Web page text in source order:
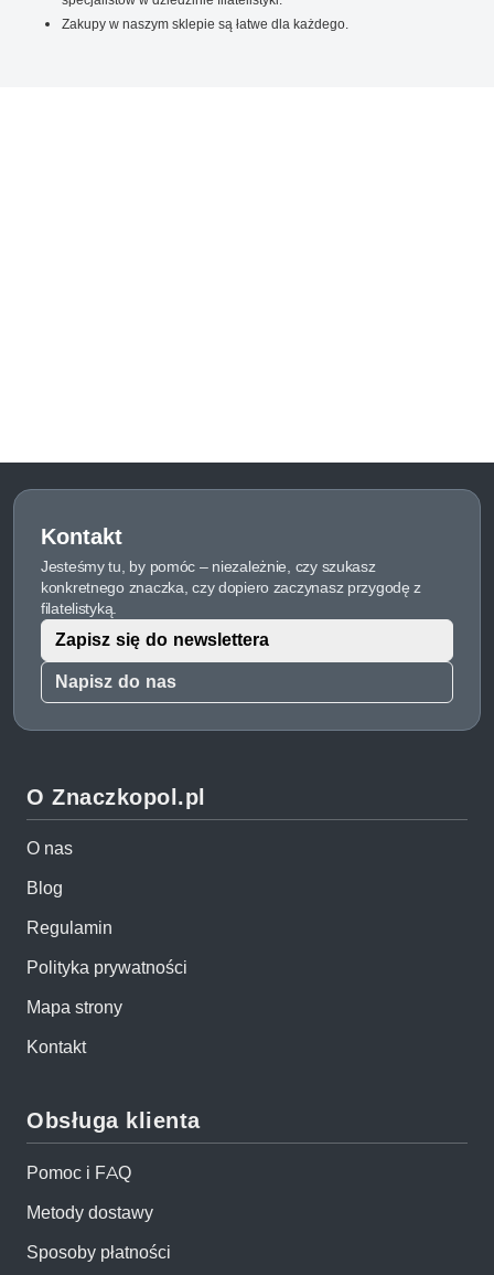
Zakupy w naszym sklepie są łatwe dla każdego.
Kontakt
Jesteśmy tu, by pomóc – niezależnie, czy szukasz
konkretnego znaczka, czy dopiero zaczynasz przygodę z
filatelistyką.
Napisz do nas
Zapisz się do newslettera
O Znaczkopol.pl
O nas
Blog
Regulamin
Polityka prywatności
Mapa strony
Kontakt
Obsługa klienta
Pomoc i FAQ
Metody dostawy
Sposoby płatności